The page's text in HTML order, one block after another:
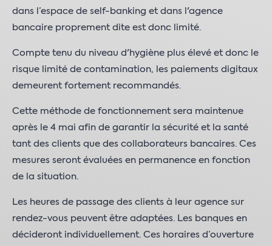
dans l’espace de self-banking et dans l'agence
bancaire proprement dite est donc limité.
Compte tenu du niveau d'hygiène plus élevé et donc le
risque limité de contamination, les paiements digitaux
demeurent fortement recommandés.
Cette méthode de fonctionnement sera maintenue
après le 4 mai afin de garantir la sécurité et la santé
tant des clients que des collaborateurs bancaires. Ces
mesures seront évaluées en permanence en fonction
de la situation.
Les heures de passage des clients à leur agence sur
rendez-vous peuvent être adaptées. Les banques en
décideront individuellement. Ces horaires d’ouverture